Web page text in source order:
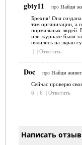
gbty11 про Найди
Брехня! Она
там организации, а
нормальных людей.
или журнале были
пялились на экран
| | Ответить
Doc про Найди
Сейчас проверю
6
| 6 | Ответить
Написать отзыв